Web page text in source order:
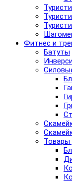
Фитнес и
Батуты
Товары